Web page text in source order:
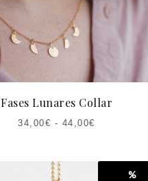
Fases Lunares Collar
34,00€ - 44,00€
%